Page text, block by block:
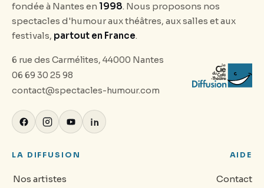
fondée à Nantes en 1998. Nous proposons nos
spectacles d'humour aux théâtres, aux salles et aux
festivals, partout en France.
6 rue des Carmélites, 44000 Nantes
06 69 30 25 98
contact@spectacles-humour.com
LA DIFFUSION
Nos artistes
AIDE
Contact